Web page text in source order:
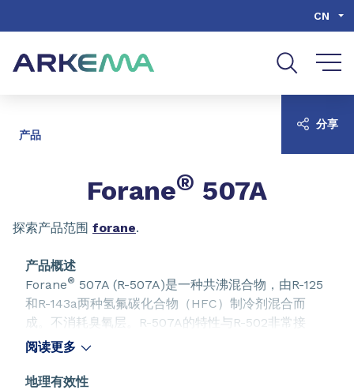
CN
产品
Forane® 507A
探索产品范围 forane.
产品概述
Forane® 507A (R-507A)是一种共沸混合物，由R-125
和R-143a两种氢氟碳化合物（HFC）制冷剂混合而
成。不消耗臭氧层。R-507A的特性与R-502非常接
近，使其成为了一些中温以及大多数低温制冷应用的良
统制造商的认可，广泛应用于新型制冷设备中，如食品
阅读更多
地理有效性
分享